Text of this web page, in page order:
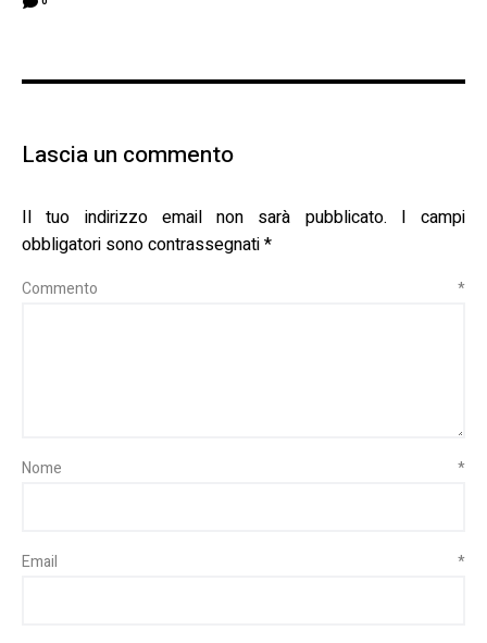
Lascia un commento
Il tuo indirizzo email non sarà pubblicato.
I campi
obbligatori sono contrassegnati*
Commento *
Nome *
Email *